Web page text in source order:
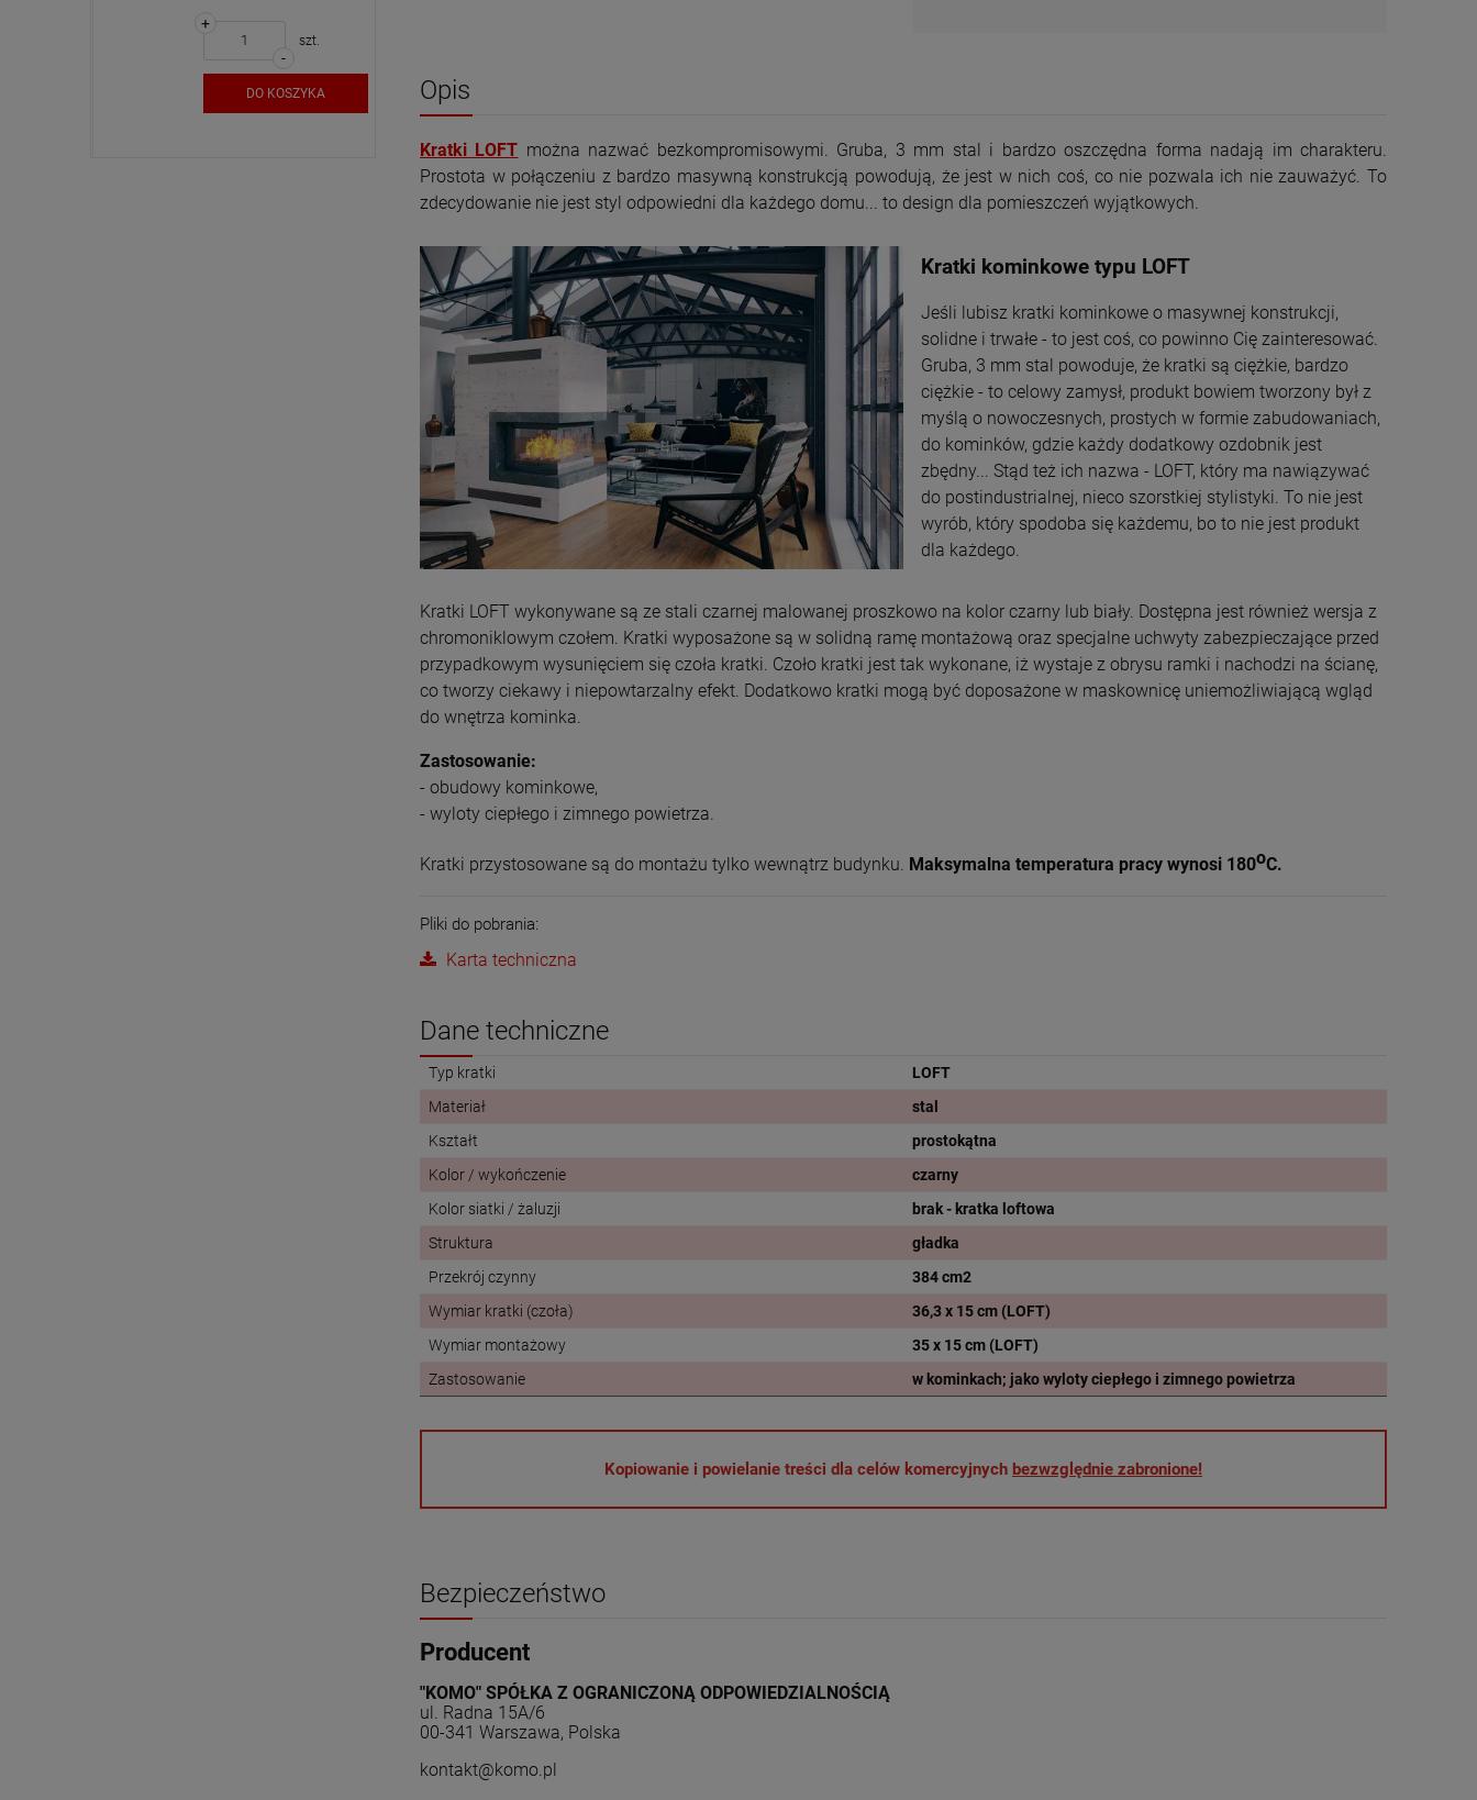
-
+
szt.
DO KOSZYKA Opis
Kratki LOFT można nazwać bezkompromisowymi. Gruba, 3 mm stal i bardzo oszczędna forma nadają im charakteru.
Prostota w połączeniu z bardzo masywną konstrukcją powodują, że jest w nich coś, co nie pozwala ich nie zauważyć. To
zdecydowanie nie jest styl odpowiedni dla każdego domu... to design dla pomieszczeń wyjątkowych.
Kratki kominkowe typu LOFT
Jeśli lubisz kratki kominkowe o masywnej konstrukcji,
solidne i trwałe - to jest coś, co powinno Cię zainteresować.
Gruba, 3 mm stal powoduje, że kratki są ciężkie, bardzo
ciężkie - to celowy zamysł, produkt bowiem tworzony był z
myślą o nowoczesnych, prostych w formie zabudowaniach,
do kominków, gdzie każdy dodatkowy ozdobnik jest
zbędny... Stąd też ich nazwa - LOFT, który ma nawiązywać
do postindustrialnej, nieco szorstkiej stylistyki. To nie jest
wyrób, który spodoba się każdemu, bo to nie jest produkt
dla każdego.
Kratki LOFT wykonywane są ze stali czarnej malowanej proszkowo na kolor czarny lub biały. Dostępna jest również wersja z
chromoniklowym czołem. Kratki wyposażone są w solidną ramę montażową oraz specjalne uchwyty zabezpieczające przed
przypadkowym wysunięciem się czoła kratki. Czoło kratki jest tak wykonane, iż wystaje z obrysu ramki i nachodzi na ścianę,
co tworzy ciekawy i niepowtarzalny efekt. Dodatkowo kratki mogą być doposażone w maskownicę uniemożliwiającą wgląd
do wnętrza kominka.
Zastosowanie:
- obudowy kominkowe,
- wyloty ciepłego i zimnego powietrza.
Kratki przystosowane są do montażu tylko wewnątrz budynku. Maksymalna temperatura pracy wynosi 180oC.
Pliki do pobrania:
Karta techniczna
Dane techniczne
Typ kratki
LOFT
Materiał
stal
Kształt
prostokątna
Kolor / wykończenie
czarny
Kolor siatki / żaluzji
brak - kratka loftowa
Struktura
gładka
Przekrój czynny
384 cm2
Wymiar kratki (czoła)
36,3 x 15 cm (LOFT)
Wymiar montażowy
35 x 15 cm (LOFT)
Zastosowanie
w kominkach; jako wyloty ciepłego i zimnego powietrza
Kopiowanie i powielanie treści dla celów komercyjnych bezwzględnie zabronione!
Bezpieczeństwo
Producent
"KOMO" SPÓŁKA Z OGRANICZONĄ ODPOWIEDZIALNOŚCIĄ
ul. Radna 15A/6
00-341 Warszawa, Polska
kontakt@komo.pl